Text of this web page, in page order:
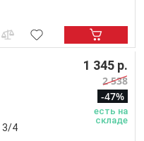
3/4
1 345 р.
2 538
-47%
есть на
складе